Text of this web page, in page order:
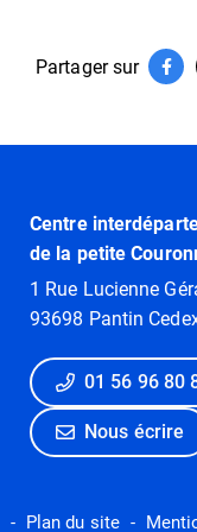
Partager sur
Centre
de la petite
1 Rue Lucienne
93698 Pantin
01 56 96 80
Nous écrire
Plan du site